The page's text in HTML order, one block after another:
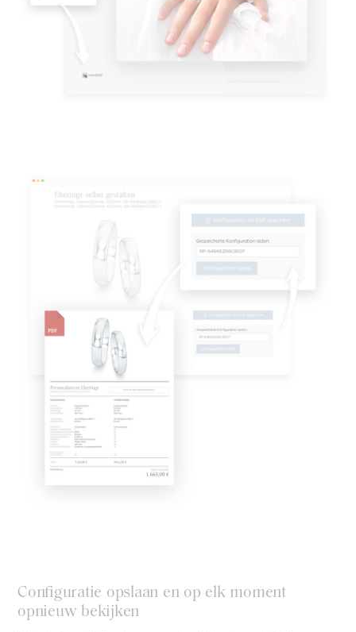
Configuratie opslaan en op elk moment
opnieuw bekijken